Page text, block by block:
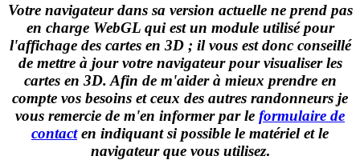
Votre navigateur dans sa version actuelle ne prend pas
en charge WebGL qui est un module utilisé pour
l'affichage des cartes en 3D ; il vous est donc conseillé
de mettre à jour votre navigateur pour visualiser les
cartes en 3D. Afin de m'aider à mieux prendre en
compte vos besoins et ceux des autres randonneurs je
vous remercie de m'en informer par le formulaire de
contacten indiquant si possible le matériel et le
navigateur que vous utilisez.